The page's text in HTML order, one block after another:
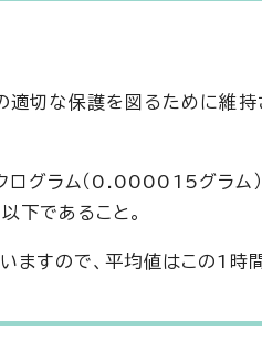
切な保護を図るために維持
グラム（0.000015グラム
下であること。
すので、平均値はこの1時